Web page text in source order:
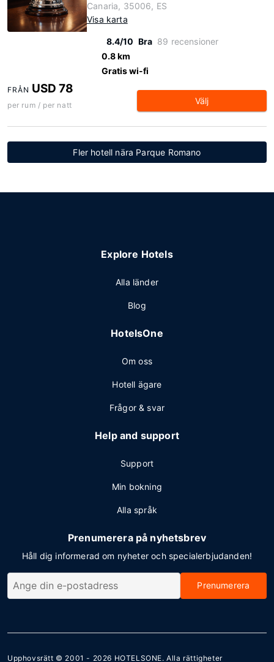
Canaria, 35006, ES
Visa karta
8.4/10 Bra 89 recensioner
0.8 km
Gratis wi-fi
FRÅN USD 78
per rum / per natt Välj
Fler hotell nära Parque Romano
Explore Hotels
Alla länder
Blog
HotelsOne
Om oss
Hotell ägare
Frågor & svar
Help and support
Support
Min bokning
Alla språk
Prenumerera på nyhetsbrev
Håll dig informerad om nyheter och specialerbjudanden!
Prenumerera
Upphovsrätt © 2001 - 2026 HOTELSONE. Alla rättigheter